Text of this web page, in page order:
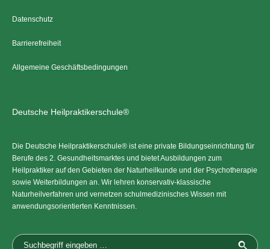
Datenschutz
Barrierefreiheit
Allgemeine Geschäftsbedingungen
Deutsche Heilpraktikerschule®
Die Deutsche Heilpraktikerschule® ist eine private Bildungseinrichtung für
Berufe des 2. Gesundheitsmarktes und bietet Ausbildungen zum
Heilpraktiker auf den Gebieten der Naturheilkunde und der Psychotherapie
sowie Weiterbildungen an. Wir lehren konservativ-klassische
Naturheilverfahren und vernetzen schulmedizinisches Wissen mit
anwendungsorientierten Kenntnissen.